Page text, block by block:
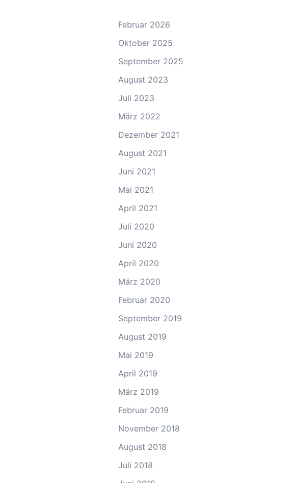
Februar 2026
Oktober 2025
September 2025
August 2023
Juli 2023
März 2022
Dezember 2021
August 2021
Juni 2021
Mai 2021
April 2021
Juli 2020
Juni 2020
April 2020
März 2020
Februar 2020
September 2019
August 2019
Mai 2019
April 2019
März 2019
Februar 2019
November 2018
August 2018
Juli 2018